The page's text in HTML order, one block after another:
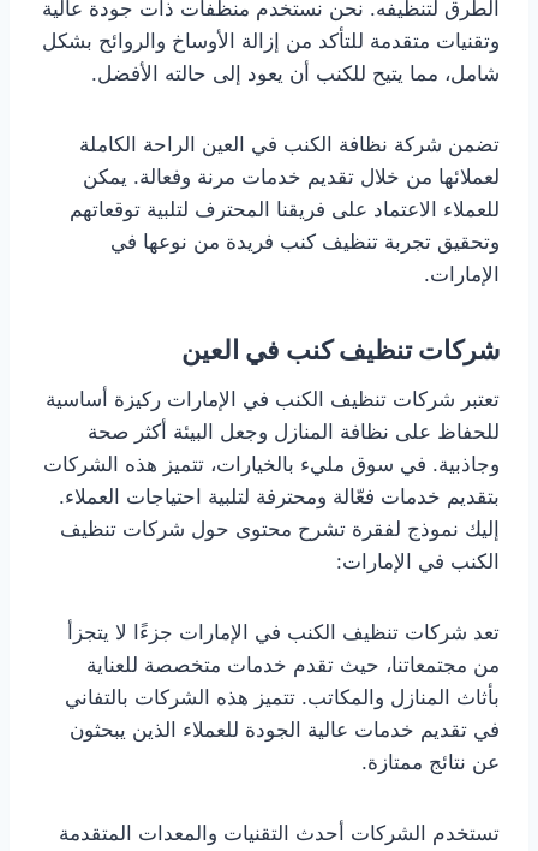
الطرق لتنظيفه. نحن نستخدم منظفات ذات جودة عالية
وتقنيات متقدمة للتأكد من إزالة الأوساخ والروائح بشكل
شامل، مما يتيح للكنب أن يعود إلى حالته الأفضل.
تضمن شركة نظافة الكنب في العين الراحة الكاملة
لعملائها من خلال تقديم خدمات مرنة وفعالة. يمكن
للعملاء الاعتماد على فريقنا المحترف لتلبية توقعاتهم
وتحقيق تجربة تنظيف كنب فريدة من نوعها في
الإمارات.
شركات تنظيف كنب في العين
تعتبر شركات تنظيف الكنب في الإمارات ركيزة أساسية
للحفاظ على نظافة المنازل وجعل البيئة أكثر صحة
وجاذبية. في سوق مليء بالخيارات، تتميز هذه الشركات
بتقديم خدمات فعّالة ومحترفة لتلبية احتياجات العملاء.
إليك نموذج لفقرة تشرح محتوى حول شركات تنظيف
الكنب في الإمارات:
تعد شركات تنظيف الكنب في الإمارات جزءًا لا يتجزأ
من مجتمعاتنا، حيث تقدم خدمات متخصصة للعناية
بأثاث المنازل والمكاتب. تتميز هذه الشركات بالتفاني
في تقديم خدمات عالية الجودة للعملاء الذين يبحثون
عن نتائج ممتازة.
تستخدم الشركات أحدث التقنيات والمعدات المتقدمة